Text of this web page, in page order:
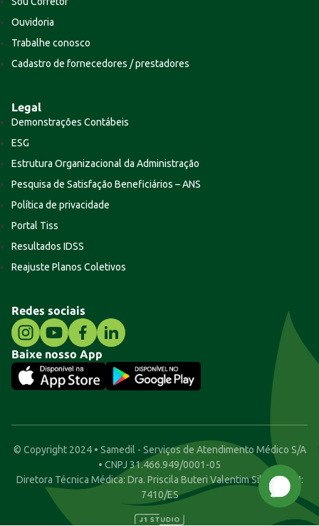
Ouvidoria
Trabalhe conosco
Cadastro de fornecedores / prestadores
Legal
Demonstrações Contábeis
ESG
Estrutura Organizacional da Administração
Pesquisa de Satisfação Beneficiários – ANS
Política de privacidade
Portal Tiss
Resultados IDSS
Reajuste Planos Coletivos
Redes sociais
Baixe nosso App
© Copyright 2024 • Samedil - Serviços de Atendimento Médico S/A
• CNPJ 31.466.949/0001-05
Diretora Técnica Médica: Dra. Priscila Buteri Valentim Silva • CRM:
7410/ES